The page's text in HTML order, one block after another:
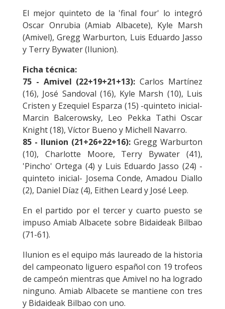
El mejor quinteto de la 'final four' lo integró
Oscar Onrubia (Amiab Albacete), Kyle Marsh
(Amivel), Gregg Warburton, Luis Eduardo Jasso
y Terry Bywater (Ilunion).
Ficha técnica:
75 - Amivel (22+19+21+13):Carlos Martínez
(16), José Sandoval (16), Kyle Marsh (10), Luis
Cristen y Ezequiel Esparza (15) -quinteto inicial-
Marcin Balcerowsky, Leo Pekka Tathi Oscar
Knight (18), Víctor Bueno y Michell Navarro.
85 - Ilunion (21+26+22+16): Gregg Warburton
(10), Charlotte Moore, Terry Bywater (41),
'Pincho' Ortega (4) y Luis Eduardo Jasso (24) -
quinteto inicial- Josema Conde, Amadou Diallo
(2), Daniel Díaz (4), Eithen Leard y José Leep.
En el partido por el tercer y cuarto puesto se
impuso Amiab Albacete sobre Bidaideak Bilbao
(71-61).
Ilunion es el equipo más laureado de la historia
del campeonato liguero español con 19 trofeos
de campeón mientras que Amivel no ha logrado
ninguno. Amiab Albacete se mantiene con tres
y Bidaideak Bilbao con uno.